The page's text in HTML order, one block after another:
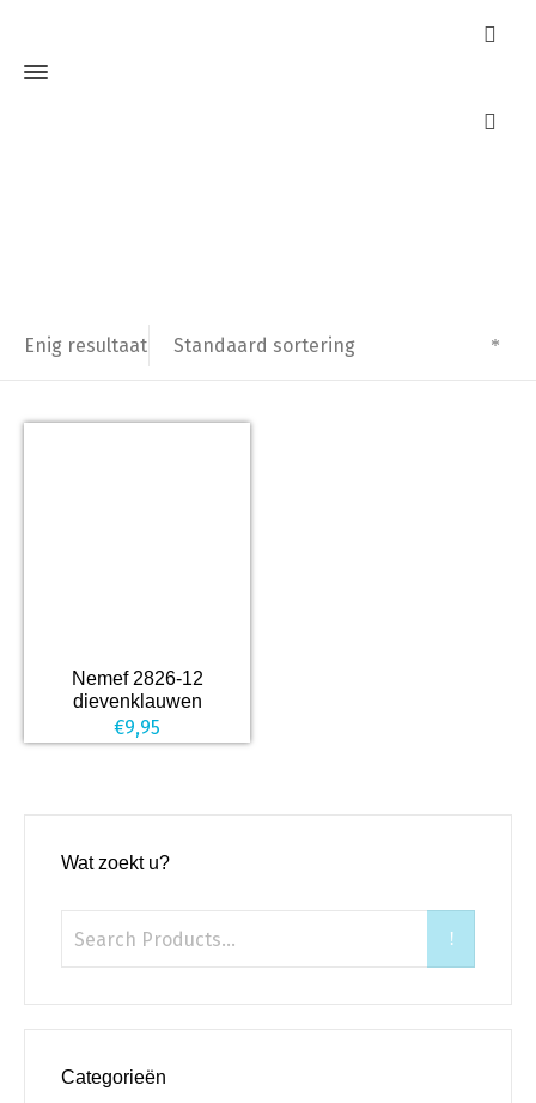
Enig resultaat Standaard sortering
Nemef 2826-12
dievenklauwen
€9,95
Wat zoekt u?
Categorieën